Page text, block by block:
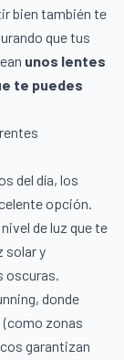
bien también te
que tus
unos lentes
te puedes
del día, los
opción.
de luz que te
solar y
oscuras.
donde
(como zonas
garantizan